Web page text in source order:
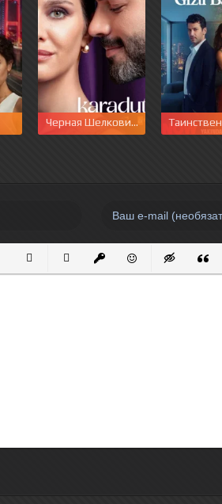
Черная Шелковица
список
Маркированный список
Вставить ссылку
Вставить защищенную
Вставить смайлик
Вставка